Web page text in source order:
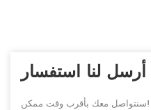
أرسل لنا استفسار
سنتواصل معك بأقرب وقت ممكن!